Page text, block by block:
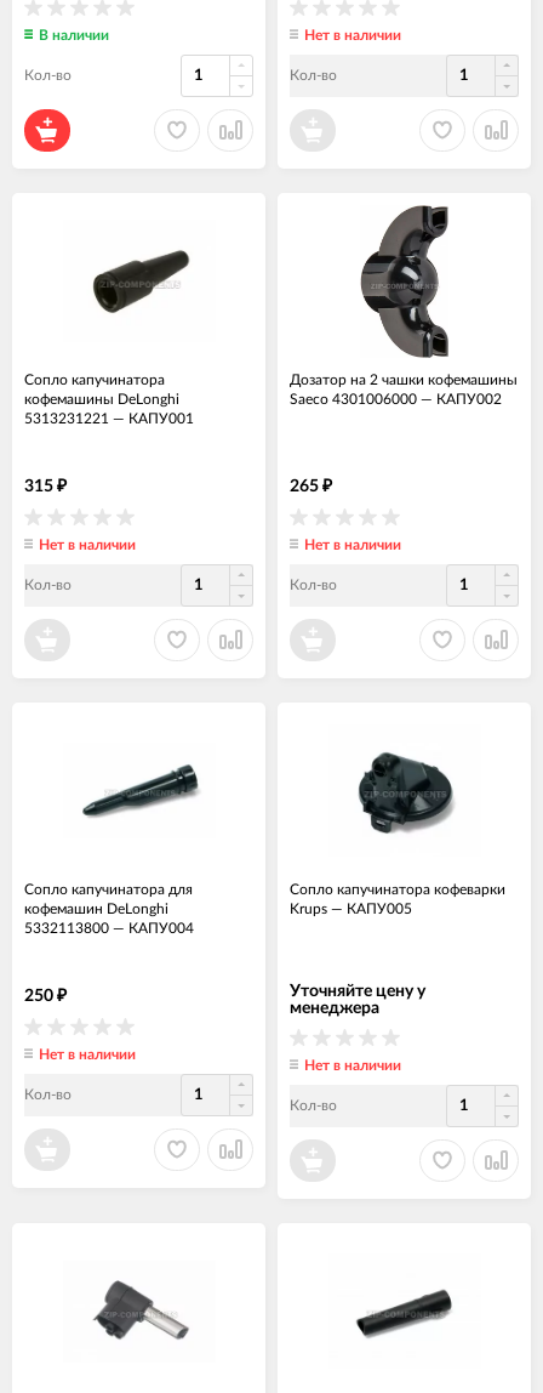
В наличии
Кол-во
Нет в наличии
Кол-во
Сопло капучинатора
кофемашины DeLonghi
5313231221 — КАПУ001
315 ₽
Нет в наличии
Кол-во
Дозатор на 2 чашки кофемашины
Saeco 4301006000 — КАПУ002
265 ₽
Нет в наличии
Кол-во
Сопло капучинатора для
кофемашин DeLonghi
5332113800 — КАПУ004
250 ₽
Нет в наличии
Кол-во
Сопло капучинатора кофеварки
Krups — КАПУ005
Уточняйте цену у
менеджера
Нет в наличии
Кол-во